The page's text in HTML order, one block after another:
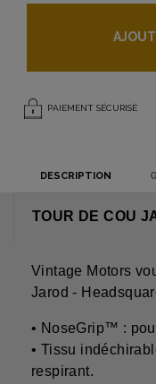
PAIEMENT SÉCURISÉ
DESCRIPTION
TOUR DE COU
Vintage Motors
Jarod -
• NoseGrip™ :
• Tissu
respirant.